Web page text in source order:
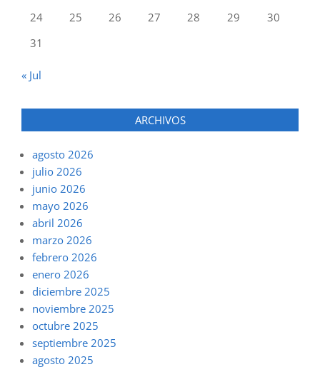
24
25 26 27 28 29
30
31
« Jul
ARCHIVOS
agosto 2026
julio 2026
junio 2026
mayo 2026
abril 2026
marzo 2026
febrero 2026
enero 2026
diciembre 2025
noviembre 2025
octubre 2025
septiembre 2025
agosto 2025